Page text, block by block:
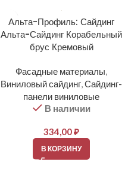
Альта-Профиль: Сайдинг
Альта-Сайдинг Корабельный
брус Кремовый
Фасадные материалы,
Виниловый сайдинг,Сайдинг-
панели виниловые
В наличии
334,00₽
В КОРЗИНУ